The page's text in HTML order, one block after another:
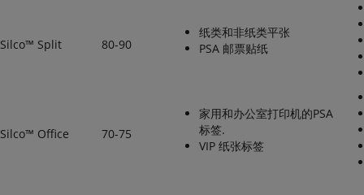
Silco™ Split 80-90
纸类和非纸类平张
PSA 邮票贴纸
Silco™ Office 70-75
家用和办公室打印机的PSA
标签.
VIP 纸张标签